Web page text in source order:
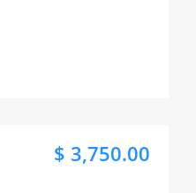
$ 3,750.00